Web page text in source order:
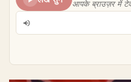
आपके ब्राउज़र में